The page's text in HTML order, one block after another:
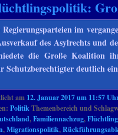
Regierungsparteien im
des Asylrechts und
die Große Koalition
Schutzberechtigter deutlich
am 12. Januar 2017 um 11:57
PolitikThemenbereich und
,Familiennachzug,
,Migrationspolitik,